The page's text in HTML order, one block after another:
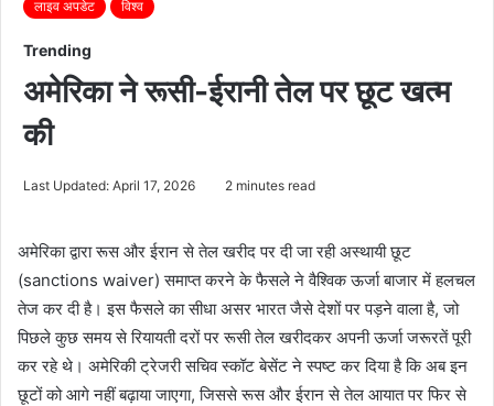
लाइव अपडेट विश्व
Trending
अमेरिका ने रूसी-ईरानी तेल पर छूट खत्म
की
Last Updated: April 17, 2026 2 minutes read
अमेरिका द्वारा रूस और ईरान से तेल खरीद पर दी जा रही अस्थायी छूट
(sanctions waiver) समाप्त करने के फैसले ने वैश्विक ऊर्जा बाजार में हलचल
तेज कर दी है। इस फैसले का सीधा असर भारत जैसे देशों पर पड़ने वाला है, जो
पिछले कुछ समय से रियायती दरों पर रूसी तेल खरीदकर अपनी ऊर्जा जरूरतें पूरी
कर रहे थे। अमेरिकी ट्रेजरी सचिव स्कॉट बेसेंट ने स्पष्ट कर दिया है कि अब इन
छूटों को आगे नहीं बढ़ाया जाएगा, जिससे रूस और ईरान से तेल आयात पर फिर से